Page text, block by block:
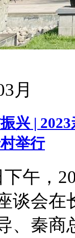
月
兴 |
举行
下午，
谈会在
、秦商